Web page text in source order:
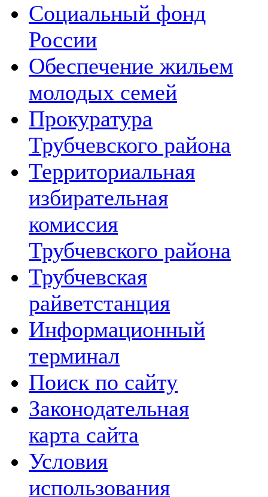
Социальный фонд
России
Обеспечение жильем
молодых семей
Прокуратура
Трубчевского района
Территориальная
избирательная
комиссия
Трубчевского района
Трубчевская
райветстанция
Информационный
терминал
Поиск по сайту
Законодательная
карта сайта
Условия
использования